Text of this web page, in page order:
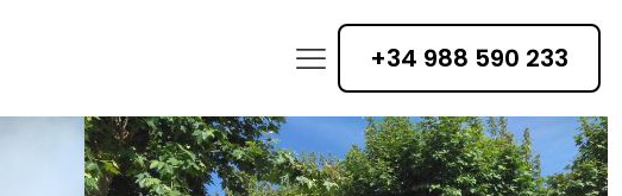
+34 988 590 233